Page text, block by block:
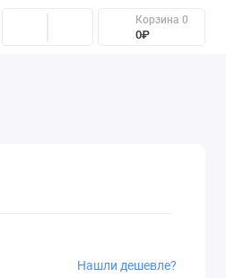
Корзина 0
0₽
Нашли дешевле?